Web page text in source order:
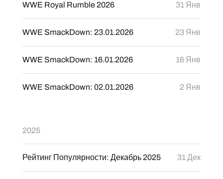
WWE Royal Rumble 2026 31 Янв
WWE SmackDown: 23.01.2026 23 Янв
WWE SmackDown: 16.01.2026 16 Янв
WWE SmackDown: 02.01.2026 2 Янв
2025
Рейтинг Популярности: Декабрь 2025 31 Дек